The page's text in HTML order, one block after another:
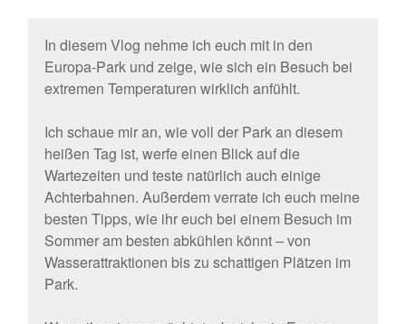
In diesem Vlog nehme ich euch mit in den
Europa-Park und zeige, wie sich ein Besuch bei
extremen Temperaturen wirklich anfühlt.
Ich schaue mir an, wie voll der Park an diesem
heißen Tag ist, werfe einen Blick auf die
Wartezeiten und teste natürlich auch einige
Achterbahnen. Außerdem verrate ich euch meine
besten Tipps, wie ihr euch bei einem Besuch im
Sommer am besten abkühlen könnt – von
Wasserattraktionen bis zu schattigen Plätzen im
Park.